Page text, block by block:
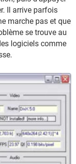
Il arrive parfois
marche pas et que
se trouve au
logiciels comme